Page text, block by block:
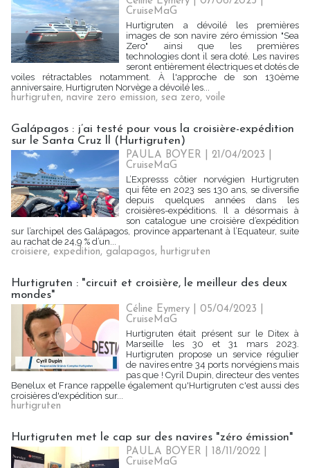
CruiseMaG
Hurtigruten a dévoilé les premières
images de son navire zéro émission "Sea
Zero" ainsi que les premières
technologies dont il sera doté. Les navires
seront entièrement électriques et dotés de
voiles rétractables notamment. À l'approche de son 130ème
anniversaire, Hurtigruten Norvège a dévoilé les...
hurtigruten, navire zero emission, sea zero, voile
Galápagos : j’ai testé pour vous la croisière-expédition
sur le Santa Cruz ll (Hurtigruten)
PAULA BOYER | 21/04/2023
CruiseMaG
L’Expresss côtier norvégien Hurtigruten
qui fête en 2023 ses 130 ans, se diversifie
depuis quelques années dans les
croisières-expéditions. Il a désormais à
son catalogue une croisière d’expédition
sur l’archipel des Galápagos, province appartenant à l’Equateur, suite
au rachat de 24,9 % d’un...
croisiere, expedition, galapagos, hurtigruten
Hurtigruten : "circuit et croisière, le meilleur des deux
mondes"
Céline Eymery | 05/04/2023
CruiseMaG
Hurtigruten était présent sur le Ditex à
Marseille les 30 et 31 mars 2023.
Hurtigruten propose un service régulier
de navires entre 34 ports norvégiens mais
pas que ! Cyril Dupin, directeur des ventes
Benelux et France rappelle également qu'Hurtigruten c'est aussi des
croisières d'expédition sur...
hurtigruten
Hurtigruten met le cap sur des navires "zéro émission"
PAULA BOYER | 18/11/2022
CruiseMaG